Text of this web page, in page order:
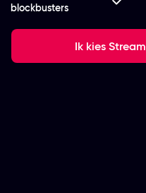
blockbusters
Ik kies